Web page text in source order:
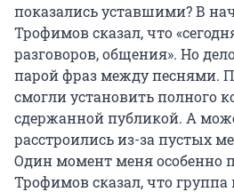
показались уставшими? В
Трофимов сказал, что
разговоров, общения». Но
парой фраз между песнями.
смогли установить полного
сдержанной публикой. А
расстроились из-за пустых
Один момент меня особенно
Трофимов сказал, что